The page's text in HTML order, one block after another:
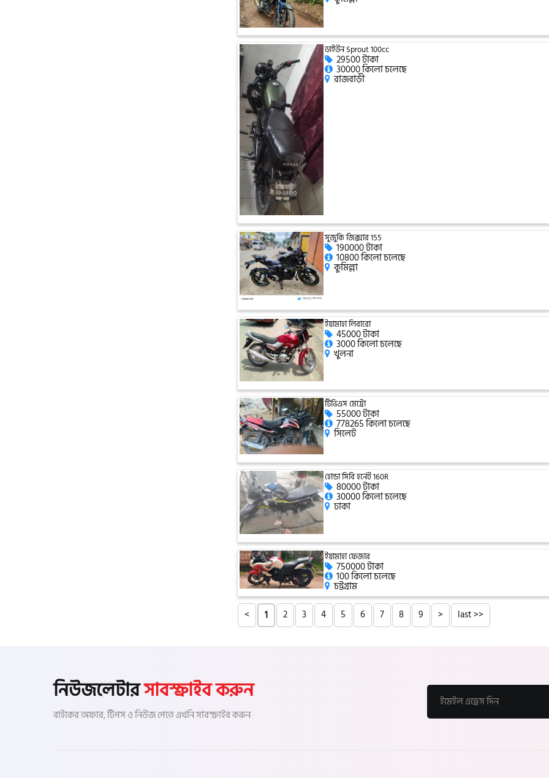
জিংফু
ডাইউন Sprout 100cc
29500 টাকা
30000 কিলো চলেছে
রাজবাড়ী
সুজুকি জিক্সার 155
190000 টাকা
10800 কিলো চলেছে
কুমিল্লা
ইয়ামাহা লিবারো
45000 টাকা
3000 কিলো চলেছে
খুলনা
টিভিএস মেট্রো
55000 টাকা
778265 কিলো চলেছে
সিলেট
হোন্ডা সিবি হর্নেট 160R
80000 টাকা
30000 কিলো চলেছে
ঢাকা
ইয়ামাহা ফেজার
750000 টাকা
100 কিলো চলেছে
চট্টগ্রাম
<
1 2 3 4 5 6 7 8 9 > last >>
নিউজলেটারসাবস্ক্রাইব করুন
বাইকের অফার, টিপস ও নিউজ পেতে এখনি সাবস্ক্রাইব করুন